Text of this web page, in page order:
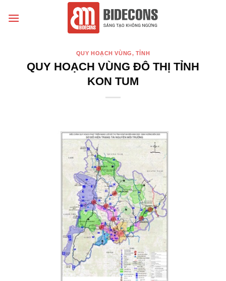
đến
QUY HOẠCH VÙNG, TỈNH
QUY HOẠCH VÙNG ĐÔ THỊ TỈNH
KON TUM